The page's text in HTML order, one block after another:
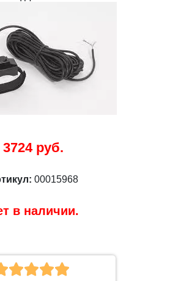
3724 руб.
00015968
в наличии.